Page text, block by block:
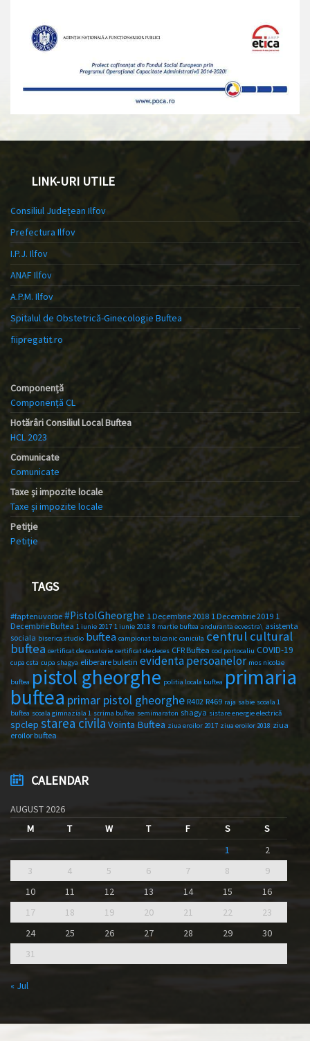
LINK-URI UTILE
Consiliul Județean Ilfov
Prefectura Ilfov
I.P.J. Ilfov
ANAF Ilfov
A.P.M. Ilfov
Spitalul de Obstetrică-Ginecologie Buftea
fiipregatit.ro
Componență
Componență CL
Hotărâri Consiliul Local Buftea
HCL 2023
Comunicate
Comunicate
Taxe și impozite locale
Taxe și impozite locale
Petiție
Petiție
TAGS
#faptenuvorbe #PistolGheorghe 1 Decembrie 2018 1 Decembrie 2019 1
Decembrie Buftea 1 iunie 2017 1 iunie 2018 8 martie buftea anduranta ecvestra\ asistenta
sociala biserica studio buftea campionat balcanic canicula centrul cultural
buftea certificat de casatorie certificat de deces CFR Buftea cod portocaliu COVID-19
cupa csta cupa shagya eliberare buletin evidenta persoanelor mos nicolae
buftea pistol gheorghe politia locala buftea primaria
buftea primar pistol gheorghe R402 R469 raja sabie scoala 1
buftea scoala gimnaziala 1 scrima buftea semimaraton shagya sistare energie electrică
spclep starea civila Vointa Buftea ziua eroilor 2017 ziua eroilor 2018 ziua
eroilor buftea
CALENDAR
AUGUST 2026
M
T W T F S
S
1
2
3
4 5 6 7 8
9
10
11 12 13 14 15
16
17
18 19 20 21 22
23
24
25 26 27 28 29
30
31
« Jul